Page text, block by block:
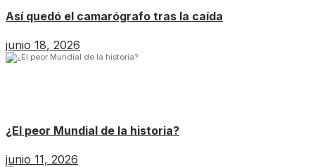
Así quedó el camarógrafo tras la caída
junio 18, 2026
¿El peor Mundial de la historia?
junio 11, 2026